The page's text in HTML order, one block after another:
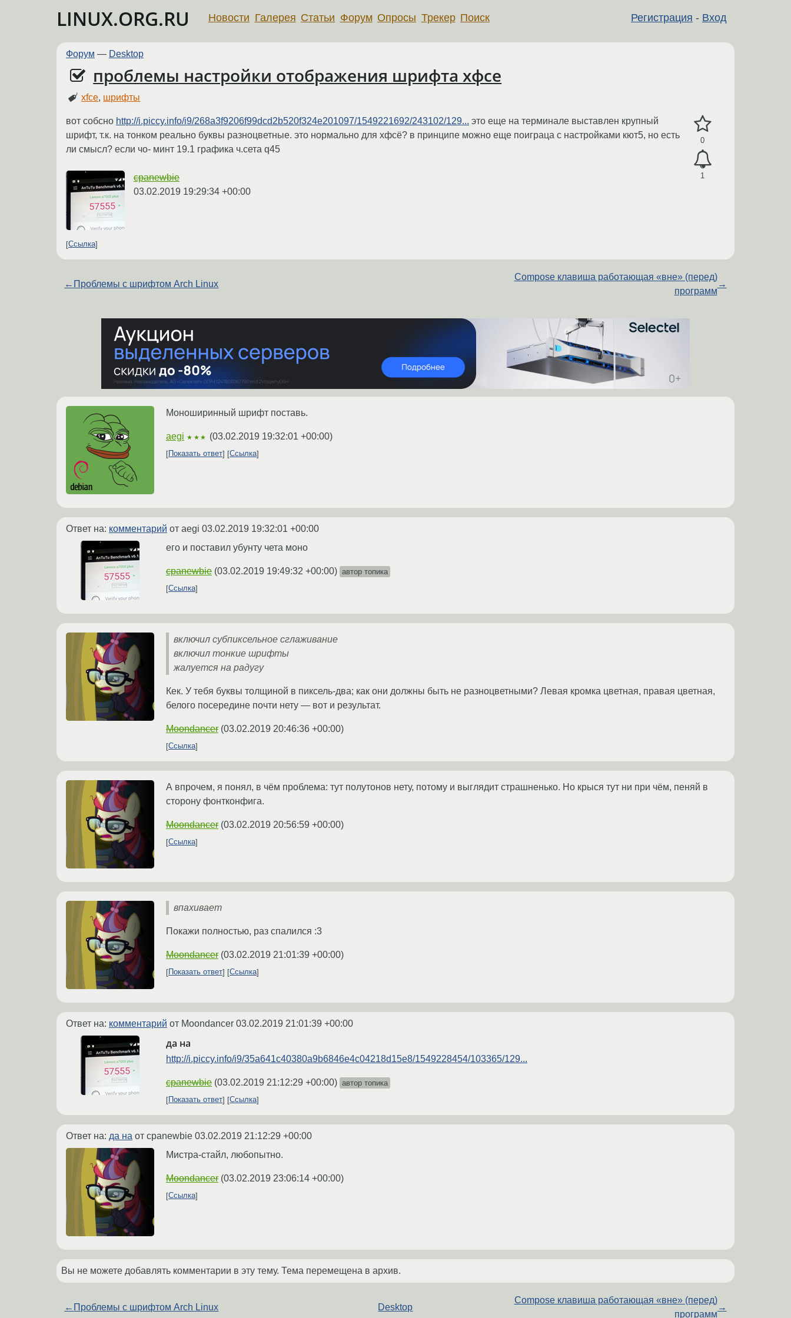
LINUX.ORG.RU Регистрация - Вход
Новости Галерея Статьи Форум Опросы Трекер Поиск
Форум — Desktop
проблемы настройки отображения шрифта хфсе
xfce, шрифты
0
1
вот собсно http://i.piccy.info/i9/268a3f9206f99dcd2b520f324e201097/1549221692/243102/129... это еще на терминале выставлен крупный
шрифт, т.к. на тонком реально буквы разноцветные. это нормально для хфсё? в принципе можно еще поиграца с настройками кют5, но есть
ли смысл? если чо- минт 19.1 графика ч.сета q45
cpanewbie
03.02.2019 19:29:34 +00:00
Ссылка
← Проблемы с шрифтом Arch Linux
Compose клавиша работающая «вне» (перед)
программ
→
Моноширинный шрифт поставь.
aegi ★★★ (03.02.2019 19:32:01 +00:00)
Показать ответ Ссылка
Ответ на: комментарий от aegi 03.02.2019 19:32:01 +00:00
его и поставил убунту чета моно
cpanewbie (03.02.2019 19:49:32 +00:00) автор топика
Ссылка
включил субпиксельное сглаживание
включил тонкие шрифты
жалуется на радугу
Кек. У тебя буквы толщиной в пиксель-два; как они должны быть не разноцветными? Левая кромка цветная, правая цветная,
белого посередине почти нету — вот и результат.
Moondancer (03.02.2019 20:46:36 +00:00)
Ссылка
А впрочем, я понял, в чём проблема: тут полутонов нету, потому и выглядит страшненько. Но крыся тут ни при чём, пеняй в
сторону фонтконфига.
Moondancer (03.02.2019 20:56:59 +00:00)
Ссылка
впахивает
Покажи полностью, раз спалился :3
Moondancer (03.02.2019 21:01:39 +00:00)
Показать ответ Ссылка
Ответ на: комментарий от Moondancer 03.02.2019 21:01:39 +00:00
да на
http://i.piccy.info/i9/35a641c40380a9b6846e4c04218d15e8/1549228454/103365/129...
cpanewbie (03.02.2019 21:12:29 +00:00) автор топика
Показать ответ
Ссылка
Ответ на: да на от cpanewbie 03.02.2019 21:12:29 +00:00
Мистра-стайл, любопытно.
Moondancer (03.02.2019 23:06:14 +00:00)
Ссылка
Вы не можете добавлять комментарии в эту тему. Тема перемещена в архив.
← Проблемы с шрифтом Arch Linux Desktop
Compose клавиша работающая «вне» (перед)
программ
→